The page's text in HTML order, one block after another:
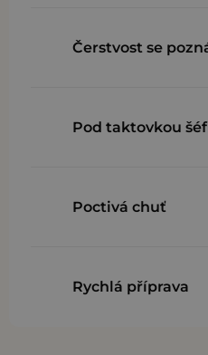
Čerstvost se
Pod taktovkou
Poctivá chuť
Rychlá příprava